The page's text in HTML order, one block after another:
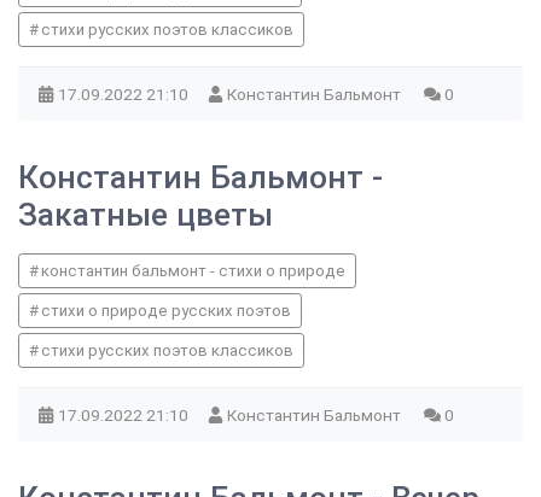
стихи русских поэтов классиков
17.09.2022 21:10 Константин Бальмонт 0
Константин Бальмонт -
Закатные цветы
константин бальмонт - стихи о природе
стихи о природе русских поэтов
стихи русских поэтов классиков
17.09.2022 21:10 Константин Бальмонт 0